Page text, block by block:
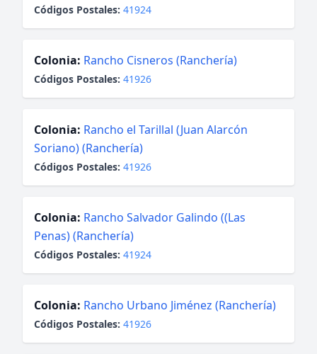
Códigos Postales: 41924
Colonia: Rancho Cisneros (Ranchería)
Códigos Postales: 41926
Colonia: Rancho el Tarillal (Juan Alarcón
Soriano) (Ranchería)
Códigos Postales: 41926
Colonia: Rancho Salvador Galindo ((Las
Penas) (Ranchería)
Códigos Postales: 41924
Colonia: Rancho Urbano Jiménez (Ranchería)
Códigos Postales: 41926